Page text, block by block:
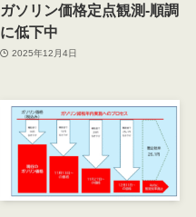
ガソリン価格定点観測-順調
に低下中
2025年12月4日